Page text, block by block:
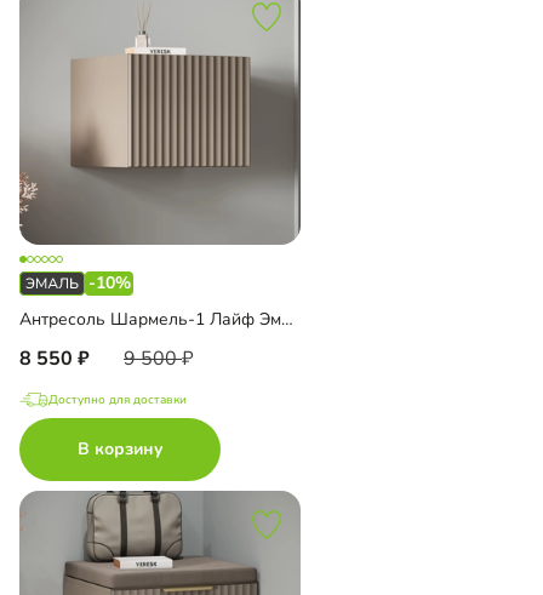
-10%
Антресоль Шармель-1 Лайф Эмаль навесная
8 550 9 500
Доступно для доставки
В корзину